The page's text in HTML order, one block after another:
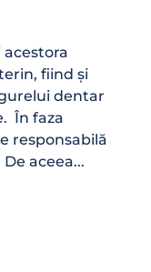
fiind și
dentar
În faza
responsabilă
aceea...